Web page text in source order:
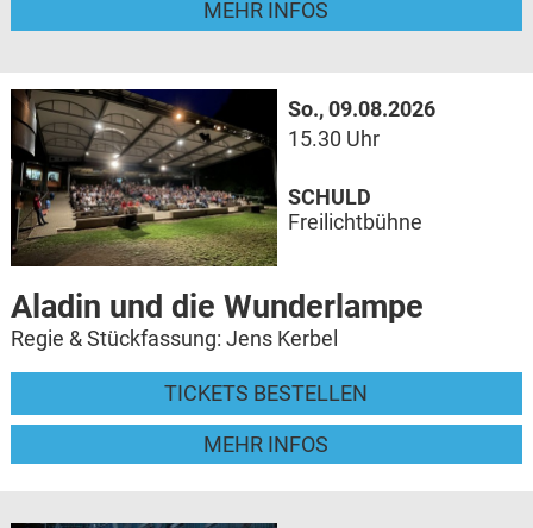
MEHR INFOS
So., 09.08.2026
15.30 Uhr
Aladin und die Wunderlampe
Regie & Stückfassung: Jens Kerbel
TICKETS BESTELLEN
MEHR INFOS
SCHULD
Freilichtbühne